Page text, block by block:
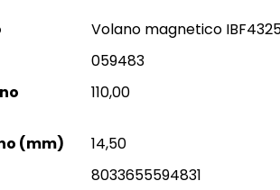
Volano magnetico
059483
110,00
(mm)
14,50
8033655594831